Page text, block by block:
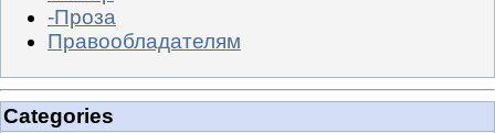
-Проза
Правообладателям
Categories